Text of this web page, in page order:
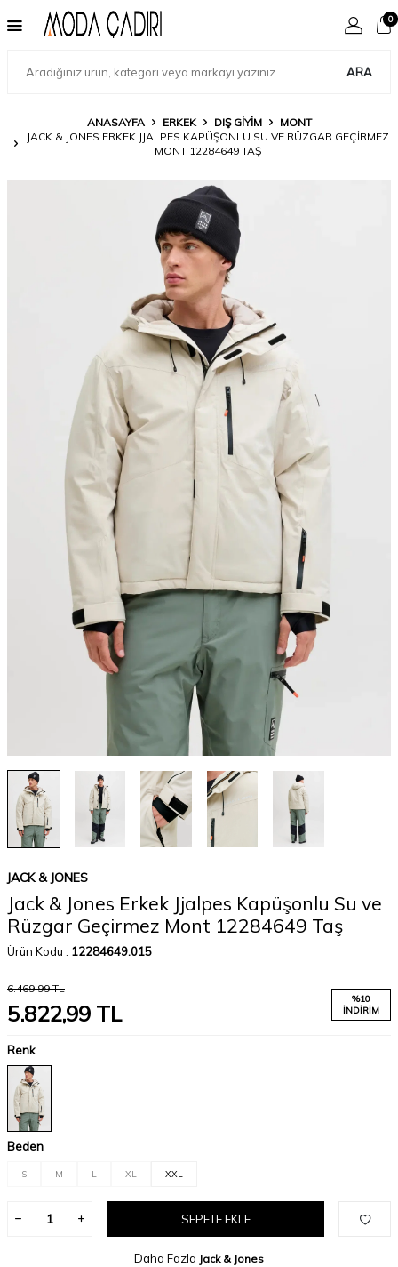
ARA
0
ANASAYFA ERKEK DIŞ GIYIM
MONT
JACK & JONES ERKEK JJALPES KAPÜŞONLU SU VE RÜZGAR GEÇIRMEZ
MONT 12284649 TAŞ
JACK & JONES
Jack & Jones Erkek Jjalpes Kapüşonlu Su ve
Rüzgar Geçirmez Mont 12284649 Taş
Ürün Kodu : 12284649.015
6.469,99TL
5.822,99 TL
%10
İNDIRIM
Renk
Beden
S M L XL XXL
SEPETE EKLE
Daha Fazla Jack & Jones